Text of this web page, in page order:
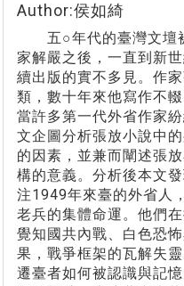
Author:侯如綺
五○年代的臺灣文壇
家解嚴之後，一直到新
續出版的實不多見。作
類，數十年來他寫作不
當許多第一代外省作家
文企圖分析張放小說中
的因素，並兼而闡述張
構的意義。分析後本文
注1949年來臺的外省人
老兵的集體命運。他們
覺知國共內戰、白色恐
果，戰爭框架的瓦解失
遷臺者如何被認識與記